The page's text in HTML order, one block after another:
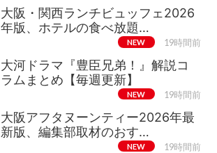
大阪・関西ランチビュッフェ2026
年版、ホテルの食べ放題…
NEW 19時間前
大河ドラマ『豊臣兄弟！』解説コ
ラムまとめ【毎週更新】
NEW 19時間前
大阪アフタヌーンティー2026年最
新版、編集部取材のおす…
NEW 19時間前